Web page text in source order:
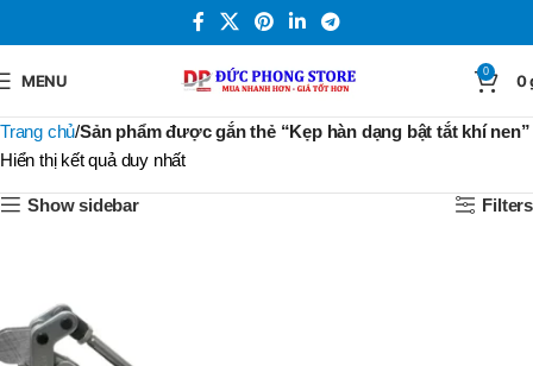
MENU 0 0
Trang chủ Sản phẩm được gắn thẻ “Kẹp hàn dạng bật tắt khí nen”
Hiển thị kết quả duy nhất
Show sidebar Filters